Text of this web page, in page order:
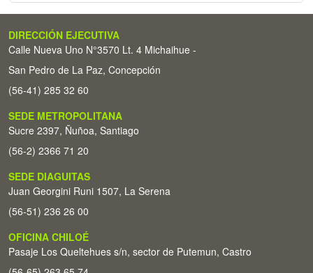
DIRECCIÓN EJECUTIVA
Calle Nueva Uno N°3570 Lt. 4 Michaihue -
San Pedro de La Paz, Concepción
(56-41) 285 32 60
SEDE METROPOLITANA
Sucre 2397, Ñuñoa, Santiago
(56-2) 2366 71 20
SEDE DIAGUITAS
Juan Georgini Runi 1507, La Serena
(56-51) 236 26 00
OFICINA CHILOÉ
Pasaje Los Queltehues s/n, sector de Putemun, Castro